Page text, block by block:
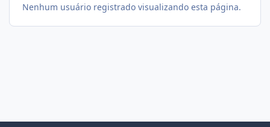
Nenhum usuário registrado visualizando esta página.